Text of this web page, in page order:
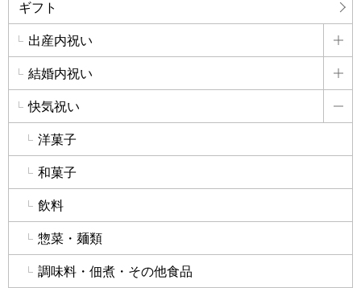
ギフト
出産内祝い
詳
結婚内祝い
詳
快気祝い
洋菓子
和菓子
飲料
惣菜・麺類
調味料・佃煮・その他食品